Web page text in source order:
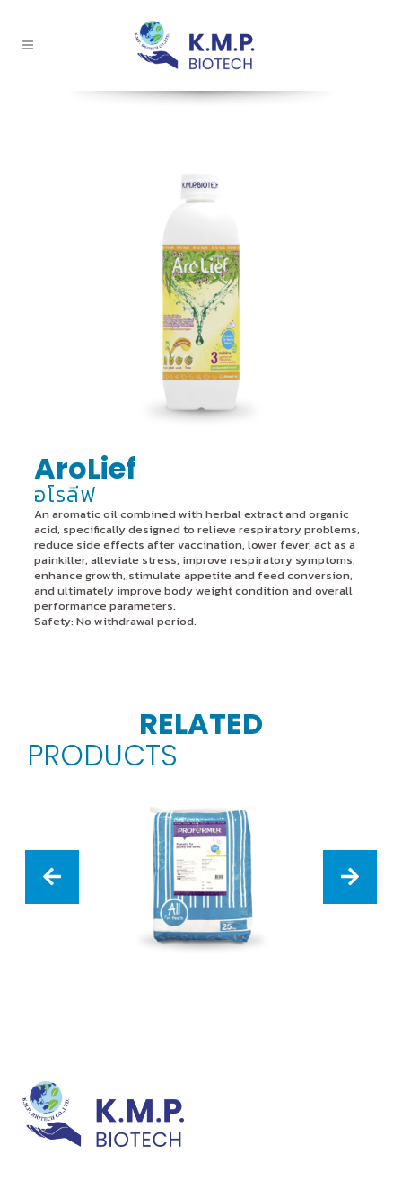
AroLief
อโรลีฟ
An aromatic oil combined with herbal extract and organic
acid, specifically designed to relieve respiratory problems,
reduce side effects after vaccination, lower fever, act as a
painkiller, alleviate stress, improve respiratory symptoms,
enhance growth, stimulate appetite and feed conversion,
and ultimately improve body weight condition and overall
performance parameters.
Safety: No withdrawal period.
RELATED
PRODUCTS